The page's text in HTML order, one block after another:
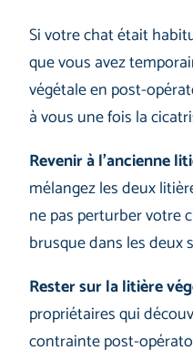
Si votre chat était
que vous avez
végétale en post-
à vous une fois la
Revenir à l’ancienne
mélangez les deux
ne pas perturber votre
brusque dans les deux
Rester sur la litière
propriétaires qui
contrainte post-